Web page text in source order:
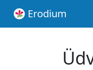
Erodium